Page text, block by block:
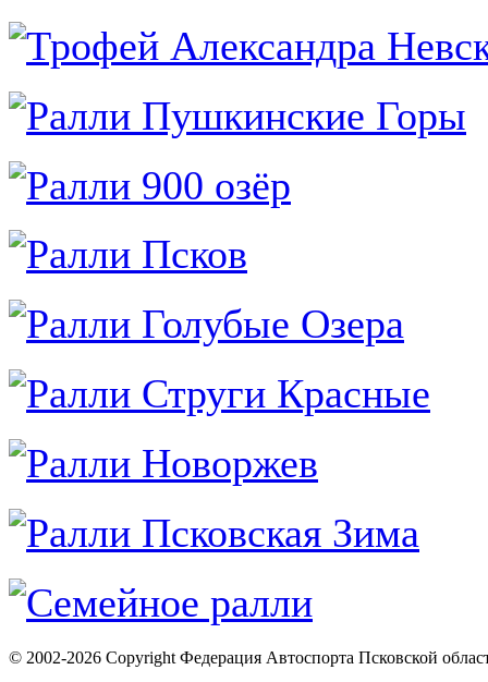
© 2002-2026 Copyright Федерация Автоспорта Псковской